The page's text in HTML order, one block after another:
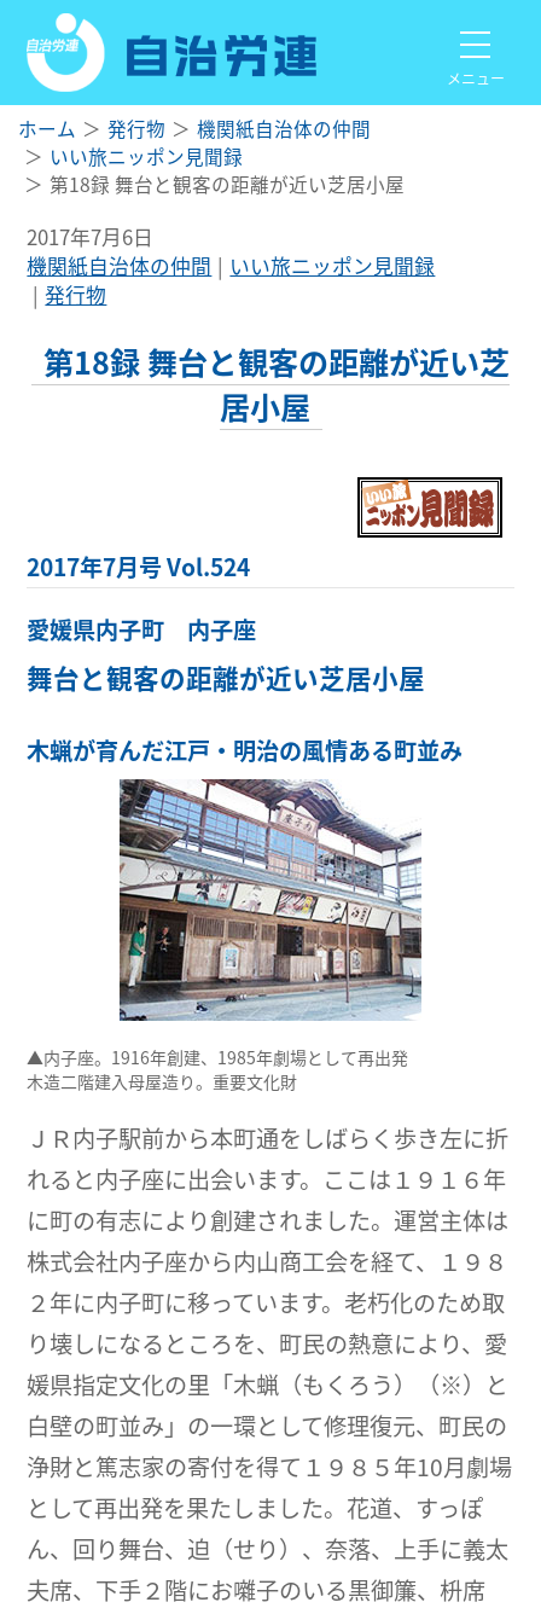
メニュー
ホーム 発行物
機関紙自治体の仲間
いい旅ニッポン見聞録
第18録 舞台と観客の距離が近い芝居小屋
2017年7月6日
機関紙自治体の仲間
いい旅ニッポン見聞録
発行物
第18録 舞台と観客の距離が近い芝
居小屋
2017年7月号 Vol.524
愛媛県内子町 内子座
舞台と観客の距離が近い芝居小屋
木蝋が育んだ江戸・明治の風情ある町並み
▲内子座。1916年創建、1985年劇場として再出発
木造二階建入母屋造り。重要文化財
ＪＲ内子駅前から本町通をしばらく歩き左に折
れると内子座に出会います。ここは１９１６年
に町の有志により創建されました。運営主体は
株式会社内子座から内山商工会を経て、１９８
２年に内子町に移っています。老朽化のため取
り壊しになるところを、町民の熱意により、愛
媛県指定文化の里「木蝋（もくろう）（※）と
白壁の町並み」の一環として修理復元、町民の
浄財と篤志家の寄付を得て１９８５年10月劇場
として再出発を果たしました。花道、すっぽ
ん、回り舞台、迫（せり）、奈落、上手に義太
夫席、下手２階にお囃子のいる黒御簾、枡席